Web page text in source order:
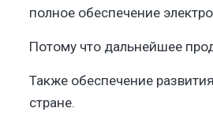
полное обеспечение
​Потому что дальнейшее
​Также обеспечение
стране.